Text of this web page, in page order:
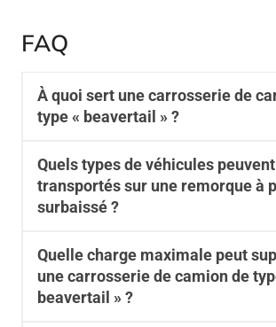
FAQ
À quoi sert une carrosserie de
type « beavertail » ?
Quels types de véhicules
transportés sur une remorque à
surbaissé ?
Quelle charge maximale peut
une carrosserie de camion de
beavertail » ?